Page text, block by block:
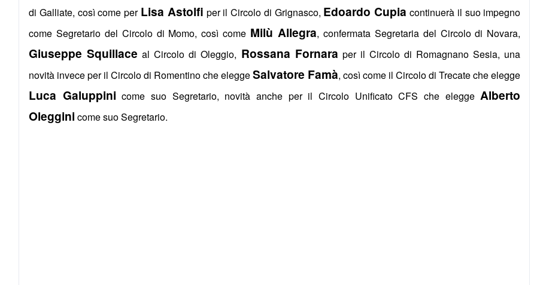
di Galliate, così come per Lisa Astolfi per il Circolo di Grignasco, Edoardo Cupia continuerà il suo impegno
come Segretario del Circolo di Momo, così come Milù Allegra, confermata Segretaria del Circolo di Novara,
Giuseppe Squillace al Circolo di Oleggio, Rossana Fornara per il Circolo di Romagnano Sesia, una
novità invece per il Circolo di Romentino che eleggeSalvatore Famà, così come il Circolo di Trecate che elegge
Luca Galuppini come suo Segretario, novità anche per il Circolo Unificato CFS che eleggeAlberto
Oleggini come suo Segretario.